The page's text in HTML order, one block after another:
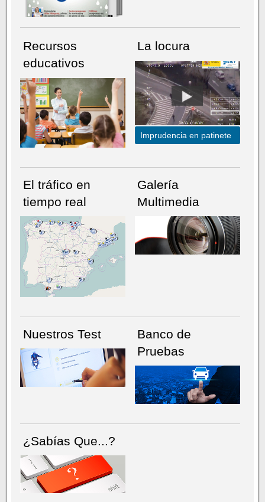
NÚMERO ACTUALHEMEROTECA
Recursos
educativos
La locura
Imprudencia en patinete
El tráfico en
tiempo real
Galería
Multimedia
Nuestros Test
Banco de
Pruebas
¿Sabías Que...?